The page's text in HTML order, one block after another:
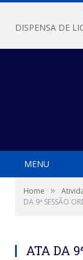
MENU
Home »
DA 9ª SESSÃO
ATA DA